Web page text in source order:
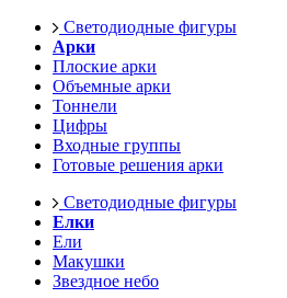
Светодиодные фигуры
Арки
Плоские арки
Объемные арки
Тоннели
Цифры
Входные группы
Готовые решения арки
Светодиодные фигуры
Елки
Ели
Макушки
Звездное небо